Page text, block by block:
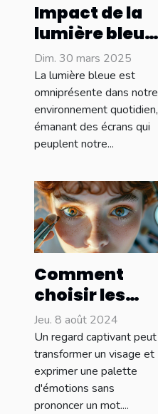
Impact de la
lumière bleue
sur le
sommeil
stratégies
pour protéger
votre rythme
circadien
Dim. 30 mars 2025
La lumière bleue est
omniprésente dans notre
environnement quotidien,
émanant des écrans qui
peuplent notre...
Comment
choisir les
produits
parfaits pour
mettre en
valeur votre
regard
Jeu. 8 août 2024
Un regard captivant peut
transformer un visage et
exprimer une palette
d'émotions sans
prononcer un mot....